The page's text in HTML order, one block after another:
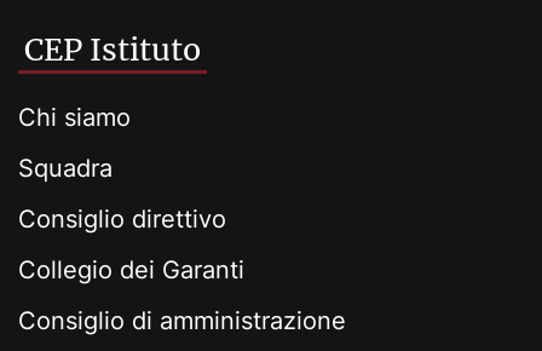
CEP Istituto
Chi siamo
Squadra
Consiglio direttivo
Collegio dei Garanti
Consiglio di amministrazione